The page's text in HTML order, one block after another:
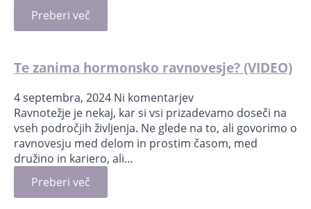
Preberi več
Te zanima hormonsko ravnovesje? (VIDEO)
4 septembra, 2024 Ni komentarjev
Ravnotežje je nekaj, kar si vsi prizadevamo doseči na
vseh področjih življenja. Ne glede na to, ali govorimo o
ravnovesju med delom in prostim časom, med
družino in kariero, ali…
Preberi več